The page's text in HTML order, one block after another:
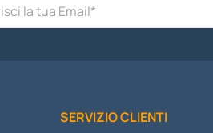
SERVIZIO CLIENTI